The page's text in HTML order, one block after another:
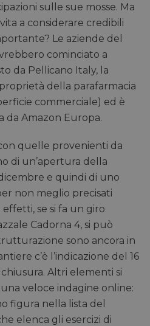
sulle sue mosse. Ma
a considerare credibili
Le aziende del
cominciato a
da Pellicano Italy, la
della parafarmacia
commerciale) ed è
Amazon Europa.
quelle provenienti da
di un’apertura della
e quindi di uno
non meglio precisati
se si fa un giro
Cadorna 4, si può
sono ancora in
c’è l’indicazione del 16
Altri elementi si
veloce indagine online:
figura nella lista del
elenca gli esercizi di